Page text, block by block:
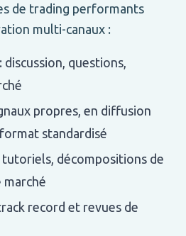
de trading performants
multi-canaux :
: discussion, questions,
propres, en diffusion
standardisé
tutoriels, décompositions de
marché
record et revues de